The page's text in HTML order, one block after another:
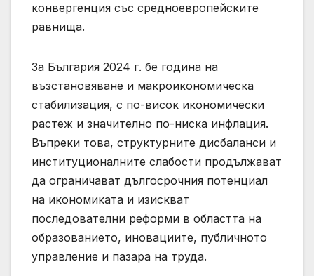
конвергенция със средноевропейските
равнища.
За България 2024 г. бе година на
възстановяване и макроикономическа
стабилизация, с по-висок икономически
растеж и значително по-ниска инфлация.
Въпреки това, структурните дисбаланси и
институционалните слабости продължават
да ограничават дългосрочния потенциал
на икономиката и изискват
последователни реформи в областта на
образованието, иновациите, публичното
управление и пазара на труда.